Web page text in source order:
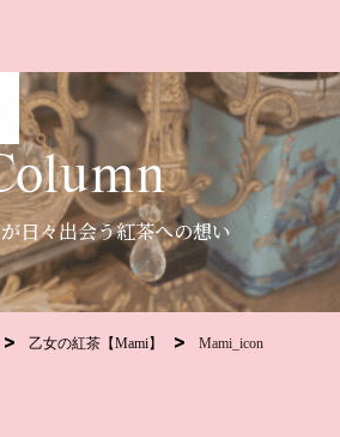
日々出会う紅茶への想い
乙女の紅茶【Mami】 Mami_icon